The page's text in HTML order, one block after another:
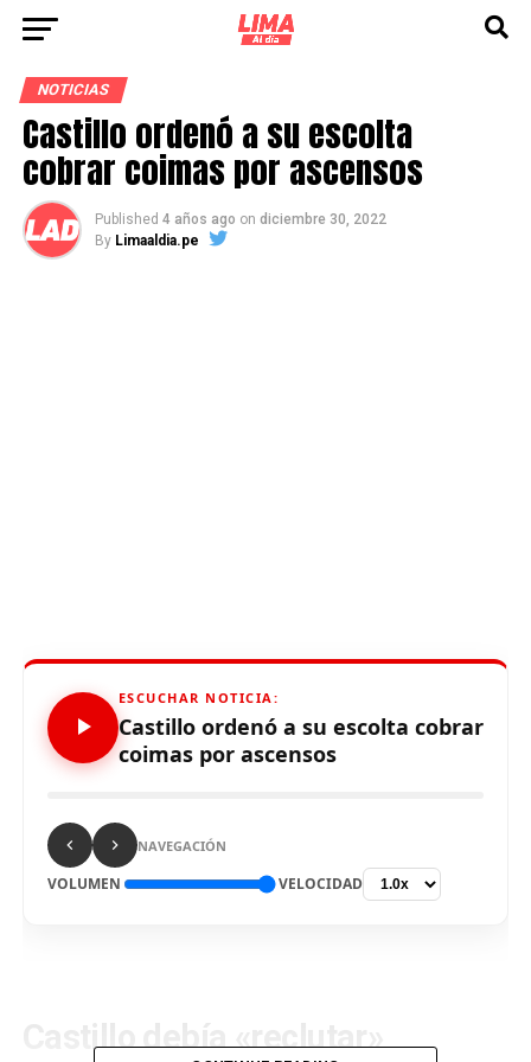
NOTICIAS
Castillo ordenó a su escolta
cobrar coimas por ascensos
Published 4 años ago on diciembre 30, 2022
By Limaaldia.pe
ESCUCHAR NOTICIA:
Castillo ordenó a su escolta cobrar
coimas por ascensos
NAVEGACIÓN
VOLUMEN VELOCIDAD
Castillo debía «reclutar»